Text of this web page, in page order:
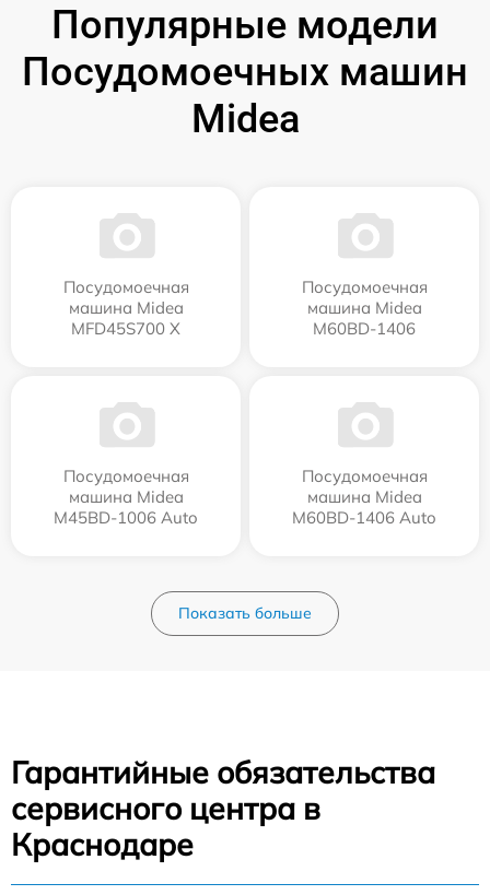
Популярные модели
Посудомоечных машин
Midea
Посудомоечная
машина Midea
MFD45S700 X
Посудомоечная
машина Midea
M60BD-1406
Посудомоечная
машина Midea
M45BD-1006 Auto
Посудомоечная
машина Midea
M60BD-1406 Auto
Показать больше
Гарантийные обязательства
сервисного центра в
Краснодаре